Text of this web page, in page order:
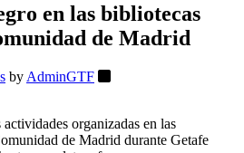
en las bibliotecas
de Madrid
by AdminGTF
organizadas en las
de Madrid durante Getafe